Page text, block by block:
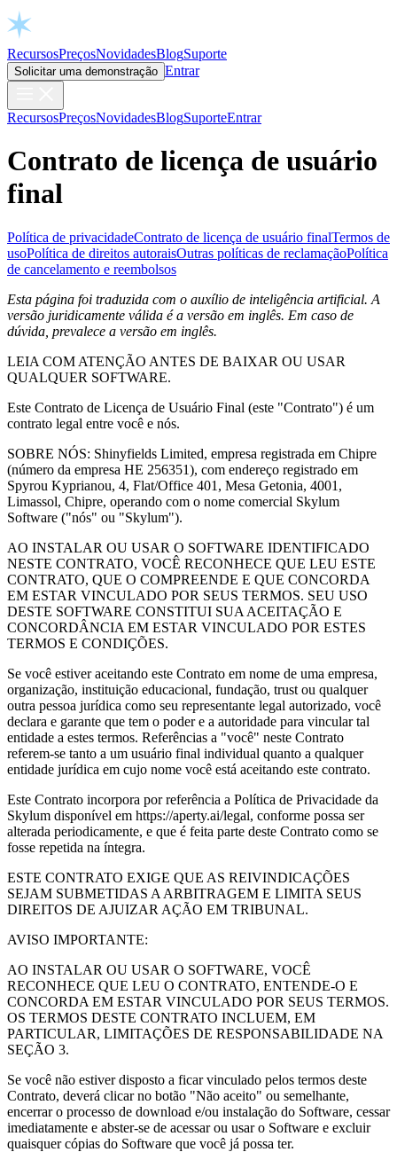
Open chat
RecursosPreçosNovidadesBlogSuporte
Solicitar uma demonstração Entrar
RecursosPreçosNovidadesBlogSuporteEntrar
Contrato de licença de usuário
final
Política de privacidadeContrato de licença de usuário finalTermos de
usoPolítica de direitos autoraisOutras políticas de reclamaçãoPolítica
de cancelamento e reembolsos
Esta página foi traduzida com o auxílio de inteligência artificial. A
versão juridicamente válida é a versão em inglês. Em caso de
dúvida, prevalece a versão em inglês.
LEIA COM ATENÇÃO ANTES DE BAIXAR OU USAR
QUALQUER SOFTWARE.
Este Contrato de Licença de Usuário Final (este "Contrato") é um
contrato legal entre você e nós.
SOBRE NÓS: Shinyfields Limited, empresa registrada em Chipre
(número da empresa HE 256351), com endereço registrado em
Spyrou Kyprianou, 4, Flat/Office 401, Mesa Getonia, 4001,
Limassol, Chipre, operando com o nome comercial Skylum
Software ("nós" ou "Skylum").
AO INSTALAR OU USAR O SOFTWARE IDENTIFICADO
NESTE CONTRATO, VOCÊ RECONHECE QUE LEU ESTE
CONTRATO, QUE O COMPREENDE E QUE CONCORDA
EM ESTAR VINCULADO POR SEUS TERMOS. SEU USO
DESTE SOFTWARE CONSTITUI SUA ACEITAÇÃO E
CONCORDÂNCIA EM ESTAR VINCULADO POR ESTES
TERMOS E CONDIÇÕES.
Se você estiver aceitando este Contrato em nome de uma empresa,
organização, instituição educacional, fundação, trust ou qualquer
outra pessoa jurídica como seu representante legal autorizado, você
declara e garante que tem o poder e a autoridade para vincular tal
entidade a estes termos. Referências a "você" neste Contrato
referem-se tanto a um usuário final individual quanto a qualquer
entidade jurídica em cujo nome você está aceitando este contrato.
Este Contrato incorpora por referência a Política de Privacidade da
Skylum disponível em https://aperty.ai/legal, conforme possa ser
alterada periodicamente, e que é feita parte deste Contrato como se
fosse repetida na íntegra.
ESTE CONTRATO EXIGE QUE AS REIVINDICAÇÕES
SEJAM SUBMETIDAS A ARBITRAGEM E LIMITA SEUS
DIREITOS DE AJUIZAR AÇÃO EM TRIBUNAL.
AVISO IMPORTANTE:
AO INSTALAR OU USAR O SOFTWARE, VOCÊ
RECONHECE QUE LEU O CONTRATO, ENTENDE-O E
CONCORDA EM ESTAR VINCULADO POR SEUS TERMOS.
OS TERMOS DESTE CONTRATO INCLUEM, EM
PARTICULAR, LIMITAÇÕES DE RESPONSABILIDADE NA
SEÇÃO 3.
Se você não estiver disposto a ficar vinculado pelos termos deste
Contrato, deverá clicar no botão "Não aceito" ou semelhante,
encerrar o processo de download e/ou instalação do Software, cessar
imediatamente e abster-se de acessar ou usar o Software e excluir
quaisquer cópias do Software que você já possa ter.